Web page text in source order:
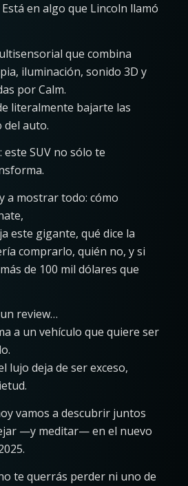
en algo que Lincoln llamó
que combina
iluminación, sonido 3D y
por Calm.
literalmente bajarte las
del auto.
este SUV no sólo te
a mostrar todo: cómo
este gigante, qué dice la
comprarlo, quién no, y si
de 100 mil dólares que
review…
a un vehículo que quiere ser
lujo deja de ser exceso,
vamos a descubrir juntos
—y meditar— en el nuevo
no te querrás perder ni uno de